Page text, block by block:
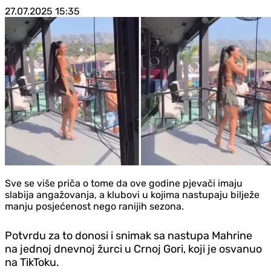
27.07.2025 15:35
Sve se više priča o tome da ove godine pjevači imaju
slabija angažovanja, a klubovi u kojima nastupaju bilježe
manju posjećenost nego ranijih sezona.
Potvrdu za to donosi i snimak sa nastupa Mahrine
na jednoj dnevnoj žurci u Crnoj Gori, koji je osvanuo
na TikToku.